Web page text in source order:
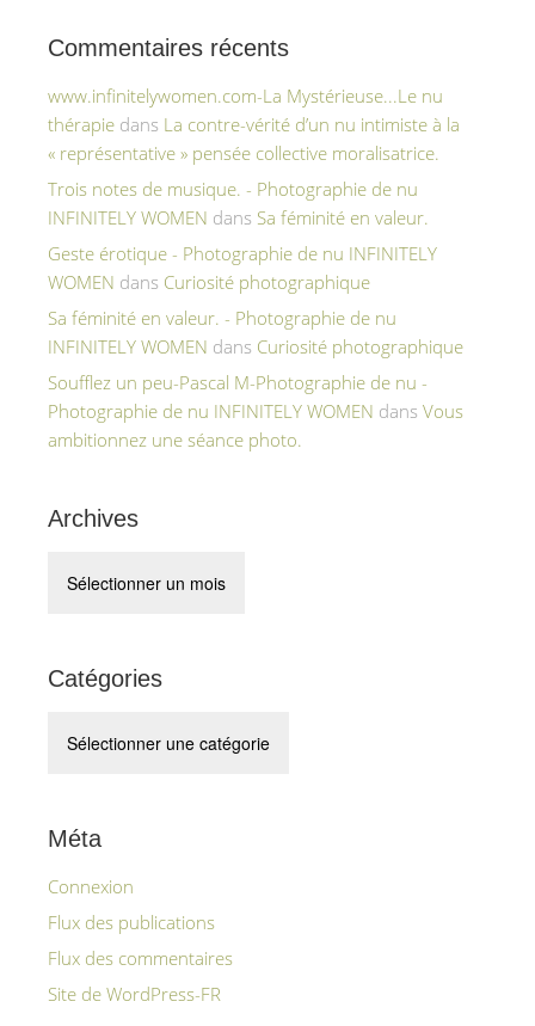
Commentaires récents
www.infinitelywomen.com-La Mystérieuse...Le nu
thérapie dans La contre-vérité d’un nu intimiste à la
« représentative » pensée collective moralisatrice.
Trois notes de musique. - Photographie de nu
INFINITELY WOMEN dans Sa féminité en valeur.
Geste érotique - Photographie de nu INFINITELY
WOMEN dans Curiosité photographique
Sa féminité en valeur. - Photographie de nu
INFINITELY WOMEN dans Curiosité photographique
Soufflez un peu-Pascal M-Photographie de nu -
Photographie de nu INFINITELY WOMEN dans Vous
ambitionnez une séance photo.
Archives
Catégories
Méta
Connexion
Flux des publications
Flux des commentaires
Site de WordPress-FR